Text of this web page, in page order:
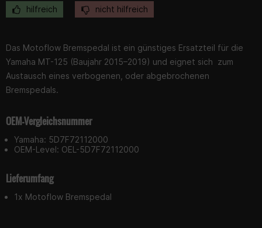
hilfreich nicht hilfreich
Das Motoflow Bremspedal ist ein günstiges Ersatzteil für die
Yamaha MT-125 (Baujahr 2015–2019) und eignet sich zum
Austausch eines verbogenen, oder abgebrochenen
Bremspedals.
OEM-Vergleichsnummer
Yamaha: 5D7F72112000
OEM-Level: OEL-5D7F72112000
Lieferumfang
1x Motoflow Bremspedal